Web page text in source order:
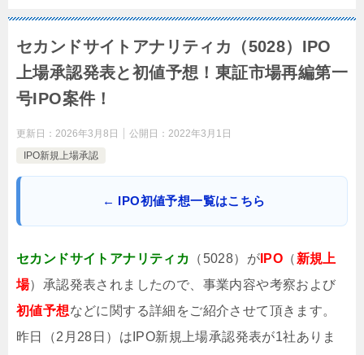
セカンドサイトアナリティカ（5028）IPO
上場承認発表と初値予想！東証市場再編第一
号IPO案件！
更新日： 2026年3月8日 公開日： 2022年3月1日
IPO新規上場承認
← IPO初値予想一覧はこちら
セカンドサイトアナリティカ （5028）が IPO （ 新規上
場）承認発表されましたので、事業内容や考察および
初値予想などに関する詳細をご紹介させて頂きます。
昨日（2月28日）はIPO新規上場承認発表が1社ありま